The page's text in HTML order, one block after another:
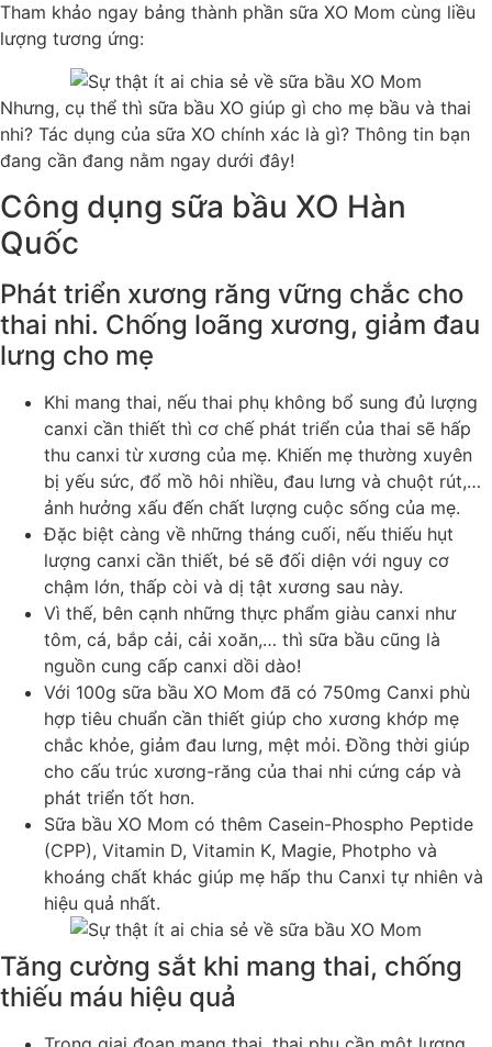
Tham khảo ngay bảng thành phần sữa XO Mom cùng liều
lượng tương ứng:
Nhưng, cụ thể thì sữa bầu XO giúp gì cho mẹ bầu và thai
nhi? Tác dụng của sữa XO chính xác là gì? Thông tin bạn
đang cần đang nằm ngay dưới đây!
Công dụng sữa bầu XO Hàn
Quốc
Phát triển xương răng vững chắc cho
thai nhi. Chống loãng xương, giảm đau
lưng cho mẹ
Khi mang thai, nếu thai phụ không bổ sung đủ lượng
canxi cần thiết thì cơ chế phát triển của thai sẽ hấp
thu canxi từ xương của mẹ. Khiến mẹ thường xuyên
bị yếu sức, đổ mồ hôi nhiều, đau lưng và chuột rút,…
ảnh hưởng xấu đến chất lượng cuộc sống của mẹ.
Đặc biệt càng về những tháng cuối, nếu thiếu hụt
lượng canxi cần thiết, bé sẽ đối diện với nguy cơ
chậm lớn, thấp còi và dị tật xương sau này.
Vì thế, bên cạnh những thực phẩm giàu canxi như
tôm, cá, bắp cải, cải xoăn,… thì sữa bầu cũng là
nguồn cung cấp canxi dồi dào!
Với 100g sữa bầu XO Mom đã có 750mg Canxi phù
hợp tiêu chuẩn cần thiết giúp cho xương khớp mẹ
chắc khỏe, giảm đau lưng, mệt mỏi. Đồng thời giúp
cho cấu trúc xương-răng của thai nhi cứng cáp và
phát triển tốt hơn.
Sữa bầu XO Mom có thêm Casein-Phospho Peptide
(CPP), Vitamin D, Vitamin K, Magie, Photpho và
khoáng chất khác giúp mẹ hấp thu Canxi tự nhiên và
hiệu quả nhất.
Tăng cường sắt khi mang thai, chống
thiếu máu hiệu quả